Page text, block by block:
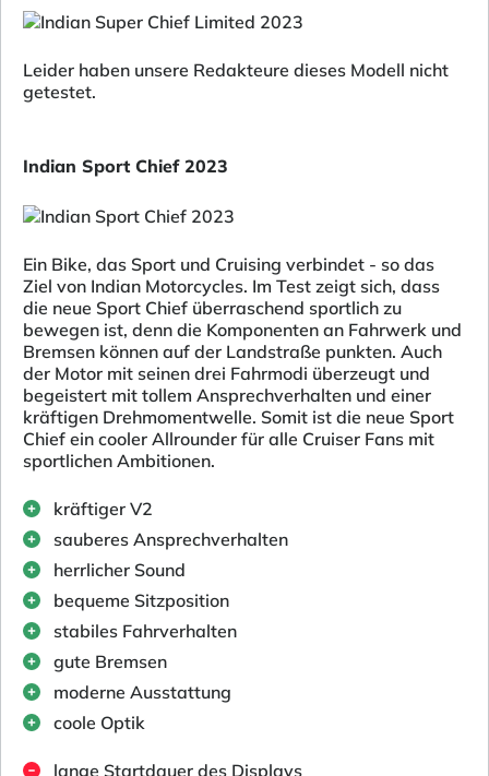
Leider haben unsere Redakteure dieses Modell nicht
getestet.
Indian Sport Chief 2023
Ein Bike, das Sport und Cruising verbindet - so das
Ziel von Indian Motorcycles. Im Test zeigt sich, dass
die neue Sport Chief überraschend sportlich zu
bewegen ist, denn die Komponenten an Fahrwerk und
Bremsen können auf der Landstraße punkten. Auch
der Motor mit seinen drei Fahrmodi überzeugt und
begeistert mit tollem Ansprechverhalten und einer
kräftigen Drehmomentwelle. Somit ist die neue Sport
Chief ein cooler Allrounder für alle Cruiser Fans mit
sportlichen Ambitionen.
kräftiger V2
sauberes Ansprechverhalten
herrlicher Sound
bequeme Sitzposition
stabiles Fahrverhalten
gute Bremsen
moderne Ausstattung
coole Optik
lange Startdauer des Displays